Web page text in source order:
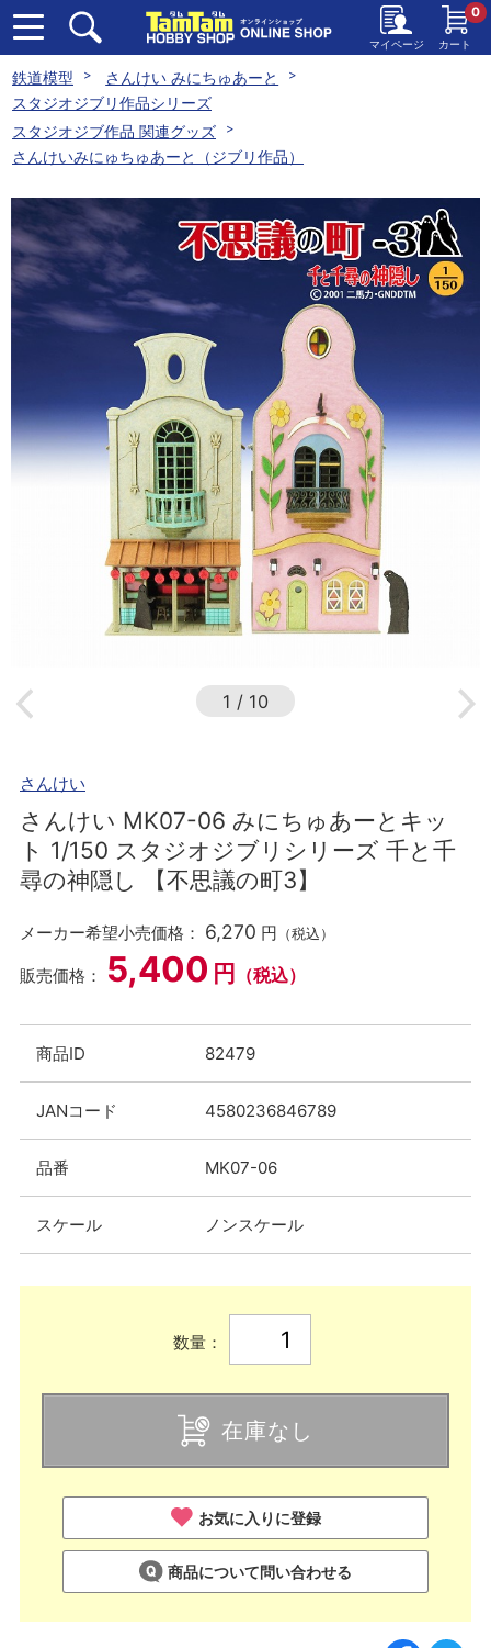
マイページ カート
0
鉄道模型
さんけい みにちゅあーと
スタジオジブリ作品シリーズ
スタジオジブ作品 関連グッズ
さんけいみにゅちゅあーと（ジブリ作品）
1 / 10
さんけい
さんけい MK07-06 みにちゅあーとキッ
ト 1/150 スタジオジブリシリーズ 千と千
尋の神隠し 【不思議の町3】
メーカー希望小売価格： 6,270 円 （税込）
販売価格： 5,400 円 （税込）
商品ID 82479
JANコード 4580236846789
品番 MK07-06
スケール ノンスケール
数量：
在庫なし
お気に入りに登録
商品について問い合わせる